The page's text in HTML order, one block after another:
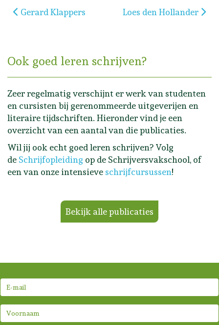
Vorig artikel: Gerard Klappers
Gerard Klappers Volgende artikel: Loes
Loes den Hollander
Ook goed leren schrijven?
Zeer regelmatig verschijnt er werk van studenten
en cursisten bij gerenommeerde uitgeverijen en
literaire tijdschriften. Hieronder vind je een
overzicht van een aantal van die publicaties.
Wil jij ook echt goed leren schrijven? Volg
de Schrijfopleiding op de Schrijversvakschool, of
een van onze intensieve schrijfcursussen!
Bekijk alle publicaties